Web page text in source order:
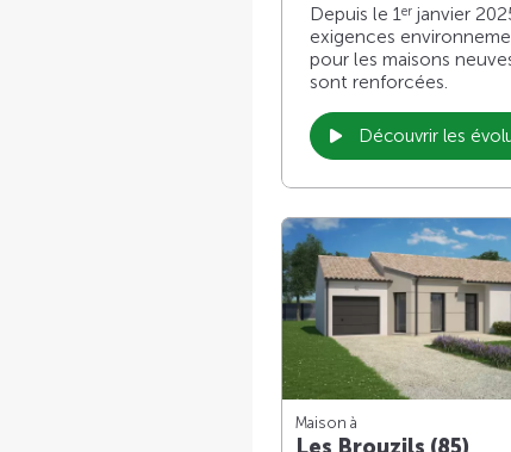
Depuis le 1 er janvier
exigences
pour les maisons
sont renforcées.
Découvrir les
Maison à
Les Brouzils (85)